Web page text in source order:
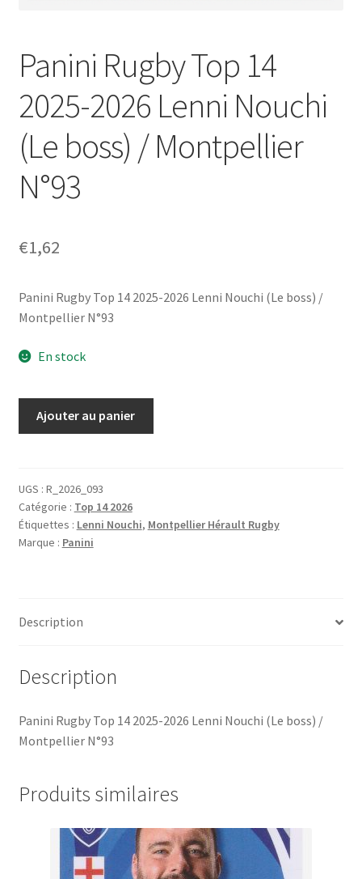
Panini Rugby Top 14
2025-2026 Lenni Nouchi
(Le boss) / Montpellier
N°93
€1,62
Panini Rugby Top 14 2025-2026 Lenni Nouchi (Le boss) /
Montpellier N°93
En stock
Top
14
2025-
2026
boss)
Montpellier
Ajouter au panier
UGS : R_2026_093
Catégorie : Top 14 2026
Étiquettes : Lenni Nouchi, Montpellier Hérault Rugby
Marque : Panini
Description
Description
Panini Rugby Top 14 2025-2026 Lenni Nouchi (Le boss) /
Montpellier N°93
Produits similaires